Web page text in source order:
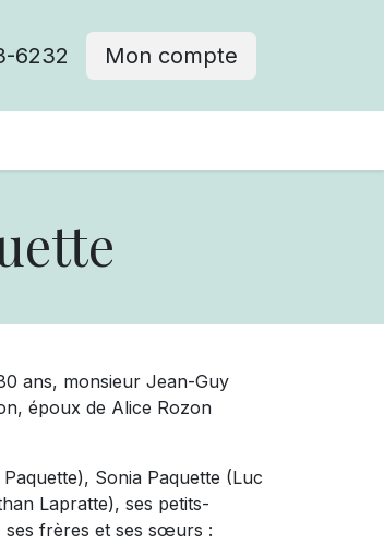
6232 Mon compte
ans, monsieur Jean-Guy
époux de Alice Rozon
Sonia Paquette (Luc
Lapratte), ses petits-
ses frères et ses sœurs :